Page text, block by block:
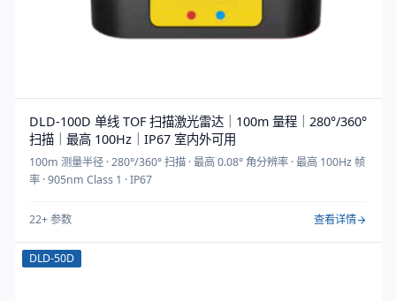
DLD-100D 单线 TOF 扫描激光雷达｜100m 量程｜280°/360°
扫描｜最高 100Hz｜IP67 室内外可用
100m 测量半径 · 280°/360° 扫描 · 最高 0.08° 角分辨率 · 最高 100Hz 帧
率 · 905nm Class 1 · IP67
22+ 参数 查看详情
DLD-50D